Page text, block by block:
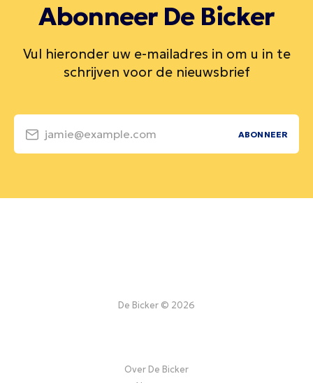
Abonneer De Bicker
Vul hieronder uw e-mailadres in om u in te
schrijven voor de nieuwsbrief
jamie@example.com ABONNEER
De Bicker © 2026
Over De Bicker